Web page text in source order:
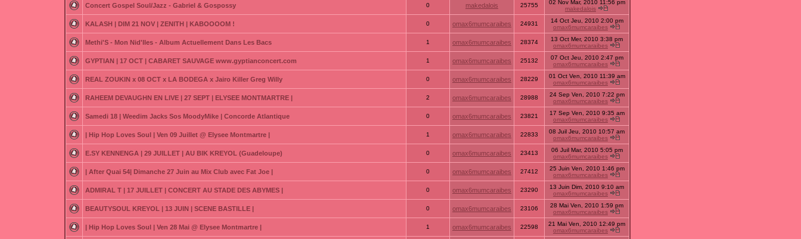
Concert Gospel Soul/Jazz - Gabriel & Gospossy 0 makedalois 25755
02 Nov Mar, 2010 11:56 pm
makedalois
KALASH | DIM 21 NOV | ZENITH | KABOOOOM ! 0 omax6mumcaraibes 24931
14 Oct Jeu, 2010 2:00 pm
omax6mumcaraibes
Methi'S - Mon Nid'Iles - Album Actuellement Dans Les Bacs 1 omax6mumcaraibes 28374
13 Oct Mer, 2010 3:38 pm
omax6mumcaraibes
GYPTIAN | 17 OCT | CABARET SAUVAGE www.gyptianconcert.com 1 omax6mumcaraibes 25132
07 Oct Jeu, 2010 2:47 pm
omax6mumcaraibes
REAL ZOUKIN x 08 OCT x LA BODEGA x Jairo Killer Greg Willy 0 omax6mumcaraibes 28229
01 Oct Ven, 2010 11:39 am
omax6mumcaraibes
RAHEEM DEVAUGHN EN LIVE | 27 SEPT | ELYSEE MONTMARTRE | 2 omax6mumcaraibes 28988
24 Sep Ven, 2010 7:22 pm
omax6mumcaraibes
Samedi 18 | Weedim Jacks Sos MoodyMike | Concorde Atlantique 0 omax6mumcaraibes 23821
17 Sep Ven, 2010 9:35 am
omax6mumcaraibes
| Hip Hop Loves Soul | Ven 09 Juillet @ Elysee Montmartre | 1 omax6mumcaraibes 22833
08 Juil Jeu, 2010 10:57 am
omax6mumcaraibes
E.SY KENNENGA | 29 JUILLET | AU BIK KREYOL (Guadeloupe) 0 omax6mumcaraibes 23413
06 Juil Mar, 2010 5:05 pm
omax6mumcaraibes
| After Quai 54| Dimanche 27 Juin au Mix Club avec Fat Joe | 0 omax6mumcaraibes 27412
25 Juin Ven, 2010 1:46 pm
omax6mumcaraibes
ADMIRAL T | 17 JUILLET | CONCERT AU STADE DES ABYMES | 0 omax6mumcaraibes 23290
13 Juin Dim, 2010 9:10 am
omax6mumcaraibes
BEAUTYSOUL KREYOL | 13 JUIN | SCENE BASTILLE | 0 omax6mumcaraibes 23106
28 Mai Ven, 2010 1:59 pm
omax6mumcaraibes
| Hip Hop Loves Soul | Ven 28 Mai @ Elysee Montmartre | 1 omax6mumcaraibes 22598
21 Mai Ven, 2010 12:49 pm
omax6mumcaraibes